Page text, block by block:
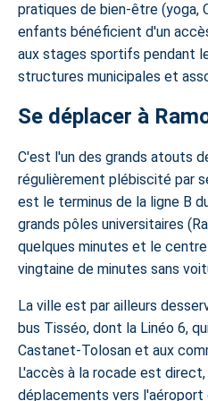
pratiques de bien-être (yoga,
enfants bénéficient d'un
aux stages sportifs pendant
structures municipales et
Se déplacer à
C'est l'un des grands atouts
régulièrement plébiscité par
est le terminus de la ligne B
grands pôles universitaires
quelques minutes et le
vingtaine de minutes sans
La ville est par ailleurs
bus Tisséo, dont la Linéo 6,
Castanet-Tolosan et aux
L'accès à la rocade est
déplacements vers l'aéroport